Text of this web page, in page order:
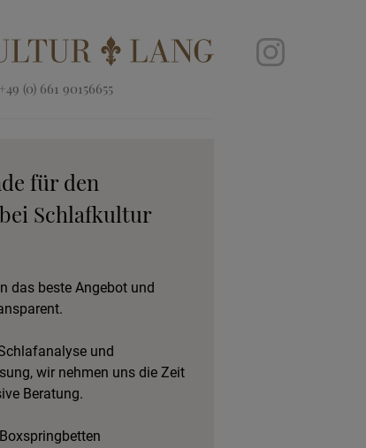
(0) 661 90156655
für den
Schlafkultur
das beste Angebot und
und
wir nehmen uns die Zeit
Beratung.